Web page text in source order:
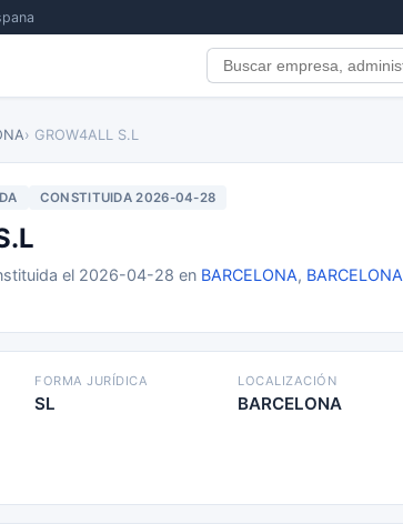
› GROW4ALL S.L
CONSTITUIDA 2026-04-28
el 2026-04-28 en BARCELONA, BARCELONA
FORMA JURÍDICA
SL
LOCALIZACIÓN
BARCELONA